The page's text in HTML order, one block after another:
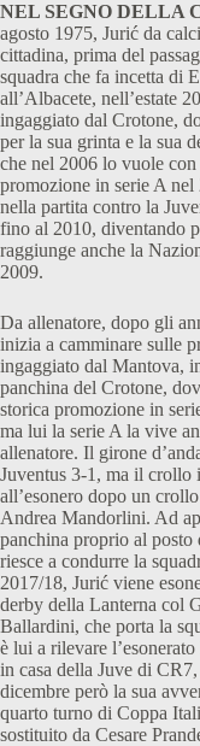
NEL SEGNO DELLA
agosto 1975, Jurić da
cittadina, prima del
squadra che fa incetta di
all’Albacete, nell’estate
ingaggiato dal Crotone,
per la sua grinta e la sua
che nel 2006 lo vuole
promozione in serie A
nella partita contro la
fino al 2010, diventando
raggiunge anche la
2009.
Da allenatore, dopo gli
inizia a camminare sulle
ingaggiato dal Mantova,
panchina del Crotone,
storica promozione in
ma lui la serie A la vive
allenatore. Il girone
Juventus 3-1, ma il crollo
all’esonero dopo un
Andrea Mandorlini. Ad
panchina proprio al posto
riesce a condurre la
2017/18, Jurić viene
derby della Lanterna col
Ballardini, che porta la
è lui a rilevare
in casa della Juve di
dicembre però la sua
quarto turno di Coppa
sostituito da Cesare